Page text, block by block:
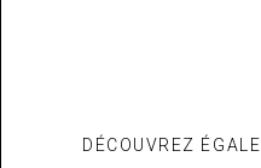
DÉCOUVREZ